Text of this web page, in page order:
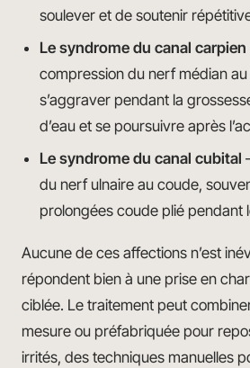
soulever et de soutenir
Le syndrome du canal carpien
compression du nerf médian
s’aggraver pendant la
d’eau et se poursuivre après
Le syndrome du canal cubital
du nerf ulnaire au coude,
prolongées coude plié pendant
Aucune de ces affections n’est
répondent bien à une prise en
ciblée. Le traitement peut
mesure ou préfabriquée pour
irrités, des techniques manuelles